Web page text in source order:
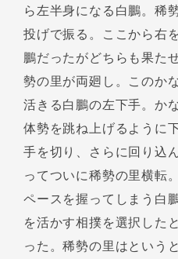
ら左半身になる白鵬。稀
投げで振る。ここから右
鵬だったがどちらも果た
勢の里が両廻し。このか
活きる白鵬の左下手。か
体勢を跳ね上げるように
手を切り、さらに回り込
ってついに稀勢の里横転
ペースを握ってしまう白
を活かす相撲を選択した
った。稀勢の里はという